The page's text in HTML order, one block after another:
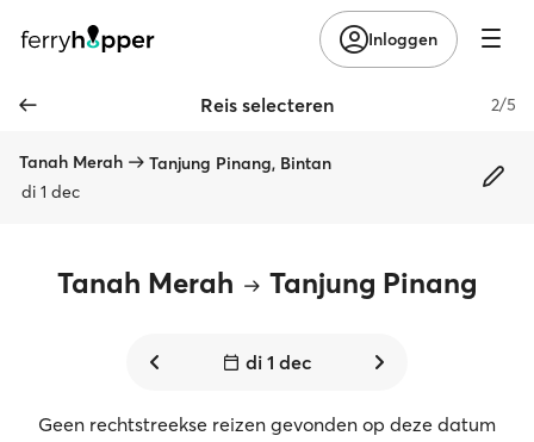
Inloggen
Reis selecteren 2/5
Tanah Merah
Tanjung Pinang, Bintan
di 1 dec
Tanah Merah Tanjung Pinang
di 1 dec
Geen rechtstreekse reizen gevonden op deze datum